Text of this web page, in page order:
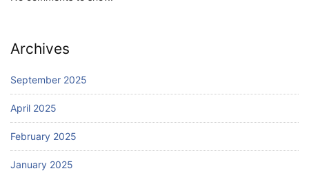
Archives
September 2025
April 2025
February 2025
January 2025